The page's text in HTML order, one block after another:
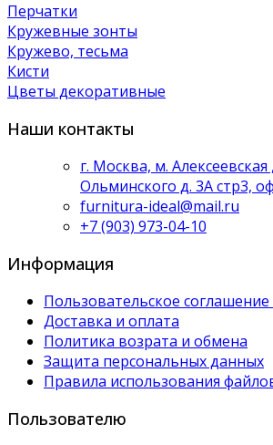
Перчатки
Кружевные зонты
Кружево, тесьма
Кисти
Цветы декоративные
Наши контакты
г. Москва, м. Алексеевская
Ольминского д. 3А стр3,
furnitura-ideal@mail.ru
+7 (903) 973-04-10
Информация
Пользовательское
Доставка и оплата
Политика возрата и обмена
Защита персональных данных
Правила использования
Пользователю